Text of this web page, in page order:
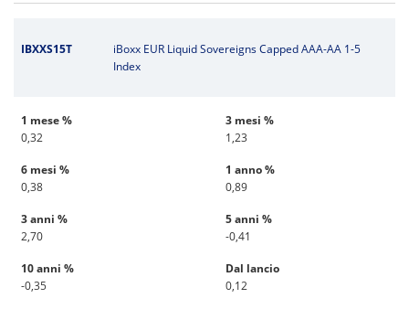
IBXXS15T
iBoxx EUR Liquid Sovereigns Capped AAA-AA 1-5
Index
1 mese %
0,32
3 mesi %
1,23
6 mesi %
0,38
1 anno %
0,89
3 anni %
2,70
5 anni %
-0,41
10 anni %
-0,35
Dal lancio
0,12